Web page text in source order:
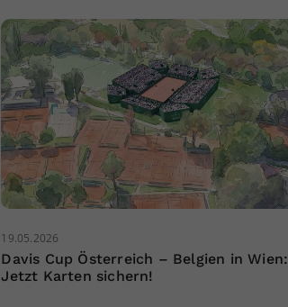
19.05.2026
Davis Cup Österreich – Belgien in Wien:
Jetzt Karten sichern!